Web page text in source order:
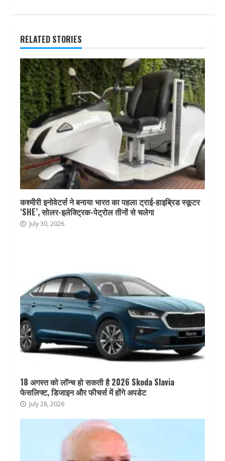
RELATED STORIES
कश्मीरी इनोवेटर्स ने बनाया भारत का पहला ट्राई-हाइब्रिड स्कूटर
‘SHE’, सोलर-इलेक्ट्रिक-पेट्रोल तीनों से चलेगा
July 30, 2026
18 अगस्त को लॉन्च हो सकती है 2026 Skoda Slavia
फेसलिफ्ट, डिजाइन और फीचर्स में होंगे अपडेट
July 28, 2026